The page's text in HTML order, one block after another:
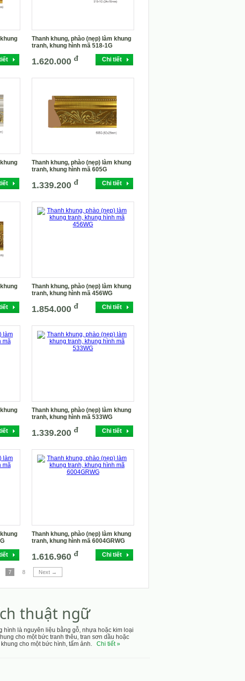
Thanh khung, phào (nẹp) làm khung
tranh, khung hình mã 518-1G
Chi tiết
1.620.000 đ
Thanh khung, phào (nẹp) làm khung
tranh, khung hình mã 605G
Chi tiết
1.339.200 đ
Thanh khung, phào (nẹp) làm khung
tranh, khung hình mã 456WG
Chi tiết
1.854.000 đ
Thanh khung, phào (nẹp) làm khung
tranh, khung hình mã 533WG
Chi tiết
1.339.200 đ
Thanh khung, phào (nẹp) làm khung
tranh, khung hình mã 6004GRWG
Chi tiết
1.616.960 đ
7 8 Next →
thuật ngữ
hình là nguyên liệu bằng gỗ, nhựa hoặc kim loại
cho một bức tranh thêu, tran sơn dầu hoặc
cho một bức hình, tấm ảnh. Chi tiết »